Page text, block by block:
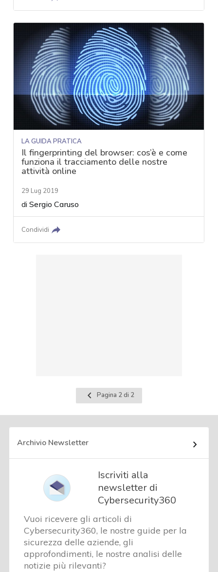
LA GUIDA PRATICA
Il fingerprinting del browser: cos’è e come
funziona il tracciamento delle nostre
attività online
29 Lug 2019
diSergio Caruso
Condividi
Pagina
precedente
Pagina 2 di 2
Archivio Newsletter
Iscriviti alla
newsletter di
Cybersecurity360
Vuoi ricevere gli articoli di
Cybersecurity360, le nostre guide per la
sicurezza delle aziende, gli
approfondimenti, le nostre analisi delle
notizie più rilevanti?